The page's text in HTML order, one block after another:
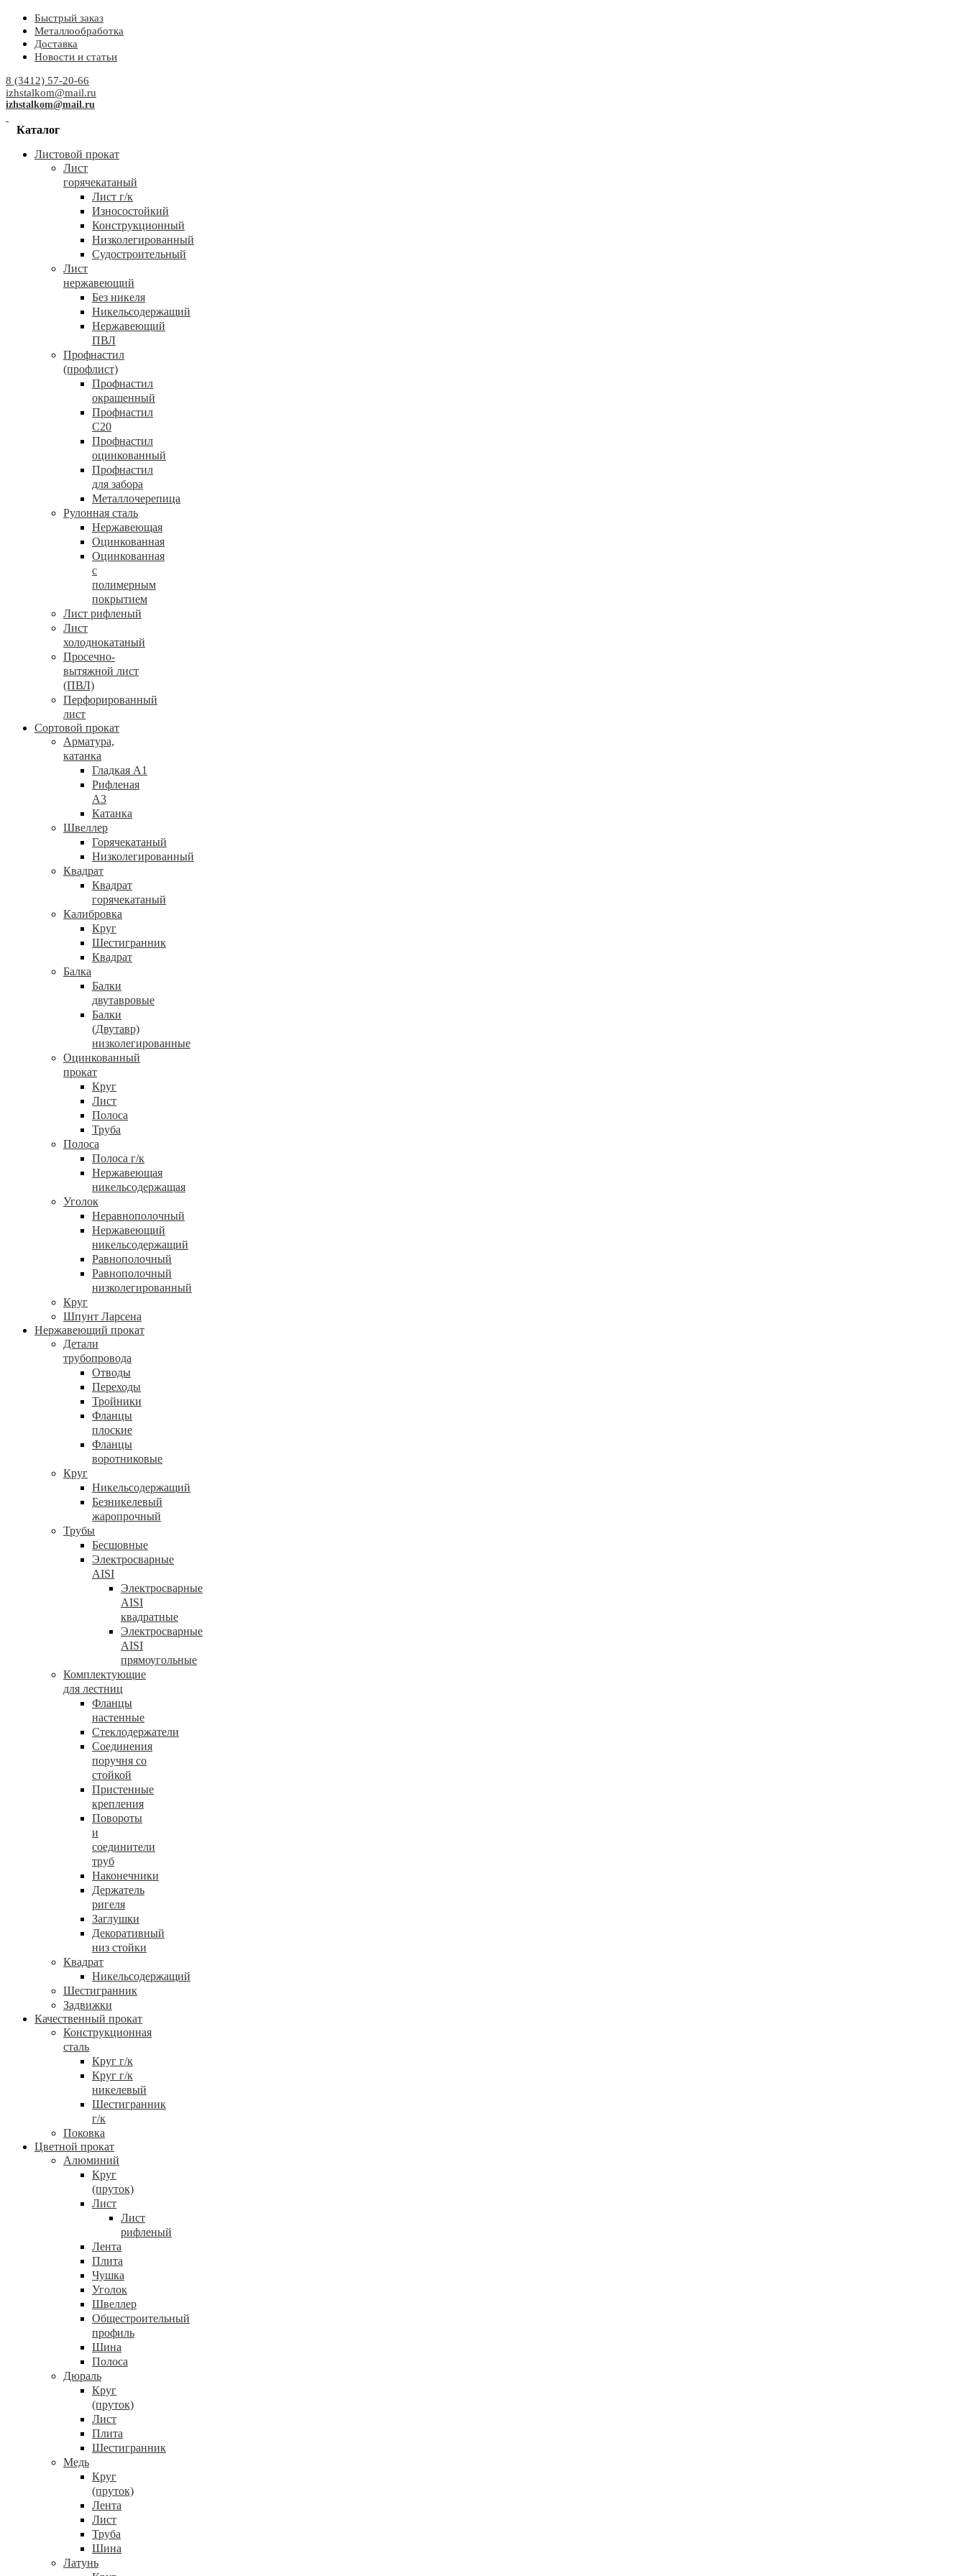
Быстрый заказ
Металлообработка
Доставка
Новости и статьи
8 (3412) 57-20-66
izhstalkom@mail.ru
izhstalkom@mail.ru
Каталог
Листовой прокат
Лист
горячекатаный
Лист г/к
Износостойкий
Конструкционный
Низколегированный
Судостроительный
Лист
нержавеющий
Без никеля
Никельсодержащий
Нержавеющий
ПВЛ
Профнастил
(профлист)
Профнастил
окрашенный
Профнастил
С20
Профнастил
оцинкованный
Профнастил
для забора
Металлочерепица
Рулонная сталь
Нержавеющая
Оцинкованная
Оцинкованная
с
полимерным
покрытием
Лист рифленый
Лист
холоднокатаный
Просечно-
вытяжной лист
(ПВЛ)
Перфорированный
лист
Сортовой прокат
Арматура,
катанка
Гладкая А1
Рифленая
А3
Катанка
Швеллер
Горячекатаный
Низколегированный
Квадрат
Квадрат
горячекатаный
Калибровка
Круг
Шестигранник
Квадрат
Балка
Балки
двутавровые
Балки
(Двутавр)
низколегированные
Оцинкованный
прокат
Круг
Лист
Полоса
Труба
Полоса
Полоса г/к
Нержавеющая
никельсодержащая
Уголок
Неравнополочный
Нержавеющий
никельсодержащий
Равнополочный
Равнополочный
низколегированный
Круг
Шпунт Ларсена
Нержавеющий прокат
Детали
трубопровода
Отводы
Переходы
Тройники
Фланцы
плоские
Фланцы
воротниковые
Круг
Никельсодержащий
Безникелевый
жаропрочный
Трубы
Бесшовные
Электросварные
AISI
Электросварные
AISI
квадратные
Электросварные
AISI
прямоугольные
Комплектующие
для лестниц
Фланцы
настенные
Стеклодержатели
Соединения
поручня со
стойкой
Пристенные
крепления
Повороты
и
соединители
труб
Наконечники
Держатель
ригеля
Заглушки
Декоративный
низ стойки
Квадрат
Никельсодержащий
Шестигранник
Задвижки
Качественный прокат
Конструкционная
сталь
Круг г/к
Круг г/к
никелевый
Шестигранник
г/к
Поковка
Цветной прокат
Алюминий
Круг
(пруток)
Лист
Лист
рифленый
Лента
Плита
Чушка
Уголок
Швеллер
Общестроительный
профиль
Шина
Полоса
Дюраль
Круг
(пруток)
Лист
Плита
Шестигранник
Медь
Круг
(пруток)
Лента
Лист
Труба
Шина
Латунь